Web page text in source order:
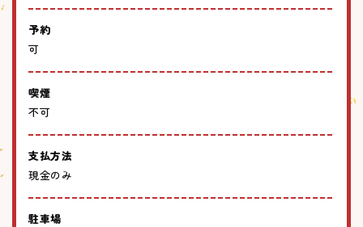
予約
可
喫煙
不可
支払方法
現金のみ
駐車場